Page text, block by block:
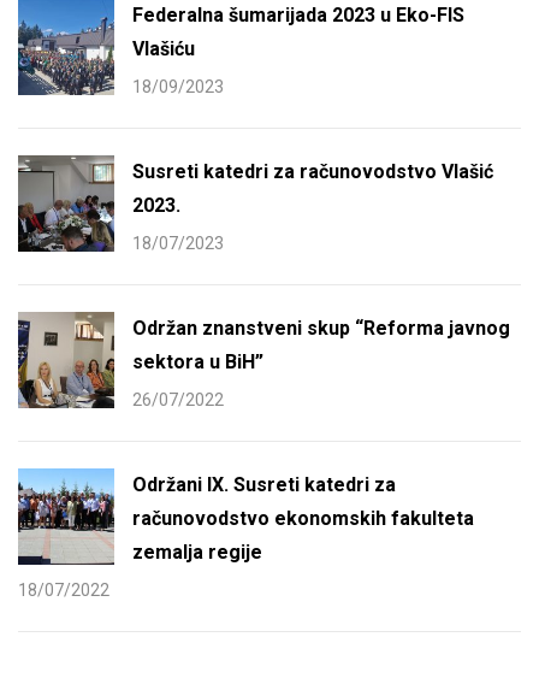
Federalna šumarijada 2023 u Eko-FIS
Vlašiću
18/09/2023
Susreti katedri za računovodstvo Vlašić
2023.
18/07/2023
Održan znanstveni skup “Reforma javnog
sektora u BiH”
26/07/2022
Održani IX. Susreti katedri za
računovodstvo ekonomskih fakulteta
zemalja regije
18/07/2022